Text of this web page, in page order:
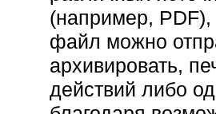
(например,
файл можно
архивировать,
действий либо